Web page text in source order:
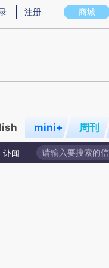
图存在偏差。不代表财新观
商城
注册
mini+ 周刊
讣闻